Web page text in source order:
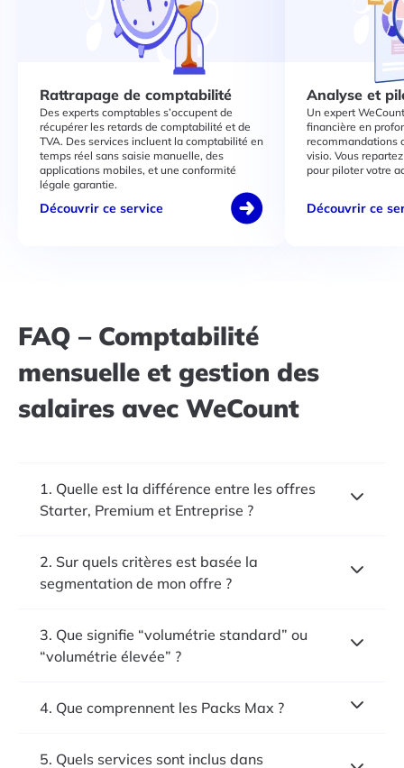
Rattrapage de comptabilité
Des experts comptables s’occupent de
récupérer les retards de comptabilité et de
TVA. Des services incluent la comptabilité en
temps réel sans saisie manuelle, des
applications mobiles, et une conformité
légale garantie.
Découvrir ce service
Analyse et
Un expert
financière en
recommandations
visio. Vous
pour piloter votre
Découvrir ce
FAQ – Comptabilité
mensuelle et gestion des
salaires avec WeCount
1. Quelle est la différence entre les offres
Starter, Premium et Entreprise ?
2. Sur quels critères est basée la
segmentation de mon offre ?
3. Que signifie “volumétrie standard” ou
“volumétrie élevée” ?
4. Que comprennent les Packs Max ?
5. Quels services sont inclus dans